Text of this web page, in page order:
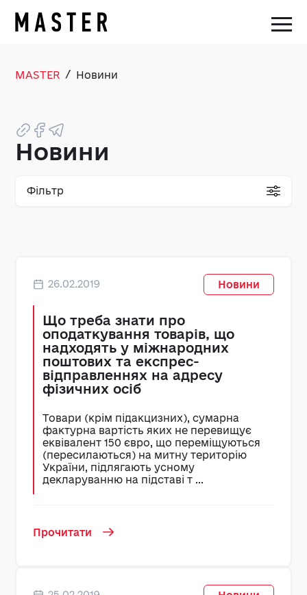
MASTER / Новини
Новини
Фільтр
26.02.2019 Новини
Що треба знати про
оподаткування товарів, що
надходять у міжнародних
поштових та експрес-
відправленнях на адресу
фізичних осіб
Товари (крім підакцизних), сумарна
фактурна вартість яких не перевищує
еквівалент 150 євро, що переміщуються
(пересилаються) на митну територію
України, підлягають усному
декларуванню на підставі т ...
Прочитати